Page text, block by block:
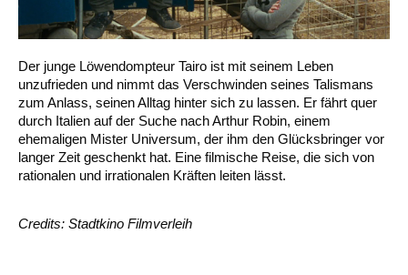
Der junge Löwendompteur Tairo ist mit seinem Leben
unzufrieden und nimmt das Verschwinden seines Talismans
zum Anlass, seinen Alltag hinter sich zu lassen. Er fährt quer
durch Italien auf der Suche nach Arthur Robin, einem
ehemaligen Mister Universum, der ihm den Glücksbringer vor
langer Zeit geschenkt hat. Eine filmische Reise, die sich von
rationalen und irrationalen Kräften leiten lässt.
Credits: Stadtkino Filmverleih